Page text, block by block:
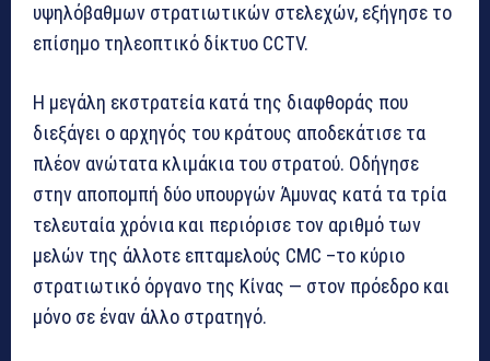
υψηλόβαθμων στρατιωτικών στελεχών, εξήγησε το
επίσημο τηλεοπτικό δίκτυο CCTV.
Η μεγάλη εκστρατεία κατά της διαφθοράς που
διεξάγει ο αρχηγός του κράτους αποδεκάτισε τα
πλέον ανώτατα κλιμάκια του στρατού. Οδήγησε
στην αποπομπή δύο υπουργών Άμυνας κατά τα τρία
τελευταία χρόνια και περιόρισε τον αριθμό των
μελών της άλλοτε επταμελούς CMC –το κύριο
στρατιωτικό όργανο της Κίνας — στον πρόεδρο και
μόνο σε έναν άλλο στρατηγό.